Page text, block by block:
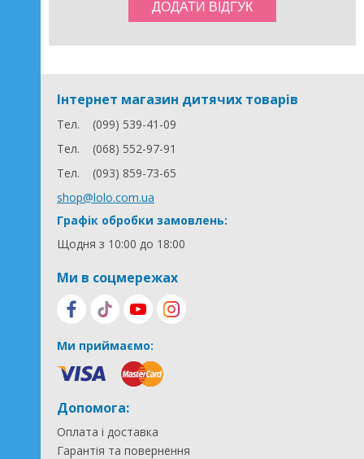
Інтернет магазин дитячих товарів
Тел.
(099) 539-41-09
Тел.
(068) 552-97-91
Тел.
(093) 859-73-65
shop@lolo.com.ua
Графік обробки замовлень:
Щодня з 10:00 до 18:00
Ми в соцмережах
Ми приймаємо:
Допомога:
Оплата і доставка
Гарантія та повернення